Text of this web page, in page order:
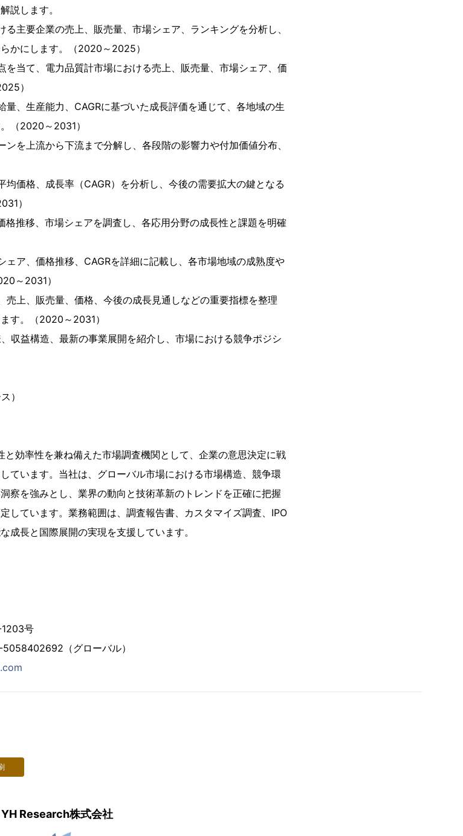
説します。
主要企業の売上、販売量、市場シェア、ランキングを分析し、
かにします。（2020～2025）
当て、電力品質計市場における売上、販売量、市場シェア、価
）
、生産能力、CAGRに基づいた成長評価を通じて、各地域の生
（2020～2031）
を上流から下流まで分解し、各段階の影響力や付加価値分布、
価格、成長率（CAGR）を分析し、今後の需要拡大の鍵となる
）
推移、市場シェアを調査し、各応用分野の成長性と課題を明確
ア、価格推移、CAGRを詳細に記載し、各市場地域の成熟度や
～2031）
上、販売量、価格、今後の成長見通しなどの重要指標を整理
す。（2020～2031）
収益構造、最新の事業展開を紹介し、市場における競争ポジシ
）
効率性を兼ね備えた市場調査機関として、企業の意思決定に戦
ています。当社は、グローバル市場における市場構造、競争環
察を強みとし、業界の動向と技術革新のトレンドを正確に把握
しています。業務範囲は、調査報告書、カスタマイズ調査、IPO
成長と国際展開の実現を支援しています。
号
（グローバル）
YH Research株式会社